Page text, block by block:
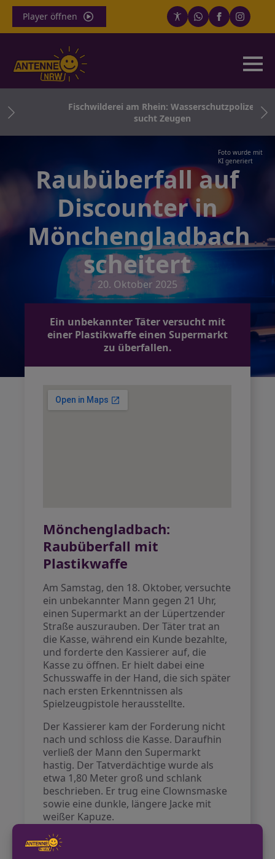
Player öffnen
Fischwilderei am Rhein: Wasserschutzpolizei
sucht Zeugen
Foto wurde mit
KI generiert
Raubüberfall auf
Discounter in
Mönchengladbach
scheitert
20. Oktober 2025
Ein unbekannter Täter versucht mit
einer Plastikwaffe einen Supermarkt
zu überfallen.
Mönchengladbach:
Raubüberfall mit
Plastikwaffe
Am Samstag, den 18. Oktober, versuchte
ein unbekannter Mann gegen 21 Uhr,
einen Supermarkt an der Lüpertzender
Straße auszurauben. Der Täter trat an
die Kasse, während ein Kunde bezahlte,
und forderte den Kassierer auf, die
Kasse zu öffnen. Er hielt dabei eine
Schusswaffe in der Hand, die sich später
nach ersten Erkenntnissen als
Spielzeugpistole herausstellte.
Der Kassierer kam der Forderung nicht
nach und schloss die Kasse. Daraufhin
verließ der Mann den Supermarkt
hastig. Der Tatverdächtige wurde als
etwa 1,80 Meter groß und schlank
beschrieben. Er trug eine Clownsmaske
sowie eine dunkle, längere Jacke mit
weißer Kapuze.
Allgemeine Kontaktmöglichkeiten
finden sich auf der offiziellen Webseite